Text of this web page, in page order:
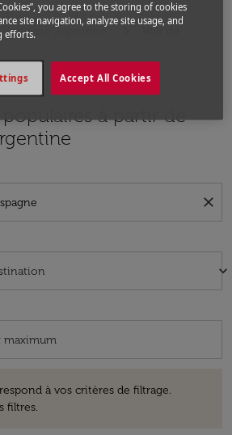
Vols pour Argentine
Vols de
à partir de
close
keyboard_arrow_down
à vos critères de filtrage.
filtres.
you agree to the storing of cookies
site navigation, analyze site usage, and
efforts.
Accept All Cookies